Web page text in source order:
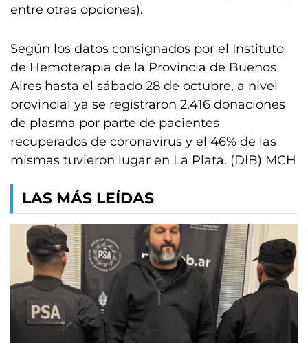
entre otras opciones).
Según los datos consignados por el Instituto
de Hemoterapia de la Provincia de Buenos
Aires hasta el sábado 28 de octubre, a nivel
provincial ya se registraron 2.416 donaciones
de plasma por parte de pacientes
recuperados de coronavirus y el 46% de las
mismas tuvieron lugar en La Plata. (DIB) MCH
LAS MÁS LEÍDAS